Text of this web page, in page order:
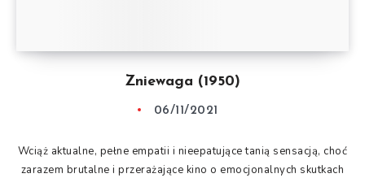
Zniewaga (1950)
06/11/2021
Wciąż aktualne, pełne empatii i nieepatujące tanią sensacją, choć
zarazem brutalne i przerażające kino o emocjonalnych skutkach